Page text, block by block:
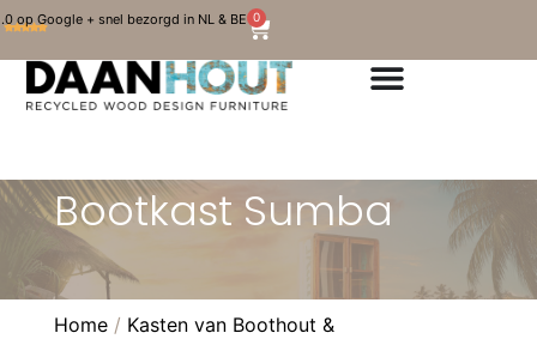
op Google + snel bezorgd in NL & BE 0
Bootkast Sumba
Home/ Kasten van Boothout &